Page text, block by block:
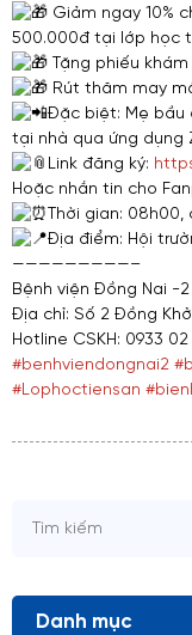
Giảm ngay 10%
500.000đ tại lớp học
Tặng phiếu
Rút thăm may
Đặc biệt: Mẹ bầu
tại nhà qua ứng dụng
Link đăng ký:
Hoặc nhắn tin cho
Thời gian:
Địa điểm: Hội
—————————–
Bệnh viện Đồng Nai -2
Địa chỉ: Số 2 Đồng
Hotline CSKH: 0933 02
#benhviendongnai2
#Lophoctiensan
Danh mục